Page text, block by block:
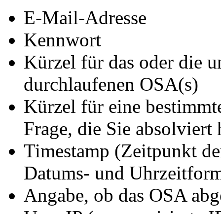
E-Mail-Adresse
Kennwort
Kürzel für das oder die
durchlaufenen OSA(s)
Kürzel für eine
Frage, die Sie absolviert
Timestamp (Zeitpunkt
Datums- und
Angabe, ob das OSA